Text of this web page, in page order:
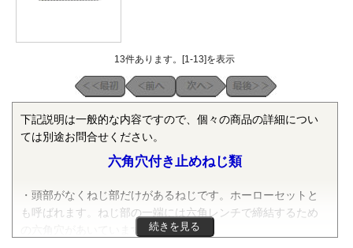
13件あります。[1-13]を表示
下記説明は一般的な内容ですので、個々の商品の詳細につい
ては別途お問合せください。
六角穴付き止めねじ類
・頭部がなくねじ部だけがあるねじです。ホーローセットと
も呼ばれます。ねじ部の一端には六角レンチで締結するため
の六角穴があいています。続きを見る